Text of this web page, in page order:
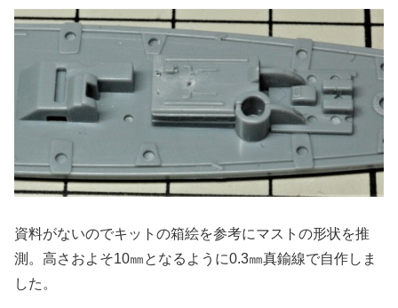
資料がないのでキットの箱絵を参考にマストの形状を推
測。高さおよそ10㎜となるように0.3㎜真鍮線で自作しま
した。